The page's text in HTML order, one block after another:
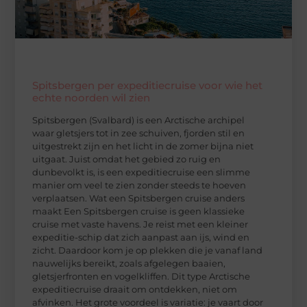
Spitsbergen per expeditiecruise voor wie het
echte noorden wil zien
Spitsbergen (Svalbard) is een Arctische archipel
waar gletsjers tot in zee schuiven, fjorden stil en
uitgestrekt zijn en het licht in de zomer bijna niet
uitgaat. Juist omdat het gebied zo ruig en
dunbevolkt is, is een expeditiecruise een slimme
manier om veel te zien zonder steeds te hoeven
verplaatsen. Wat een Spitsbergen cruise anders
maakt Een Spitsbergen cruise is geen klassieke
cruise met vaste havens. Je reist met een kleiner
expeditie-schip dat zich aanpast aan ijs, wind en
zicht. Daardoor kom je op plekken die je vanaf land
nauwelijks bereikt, zoals afgelegen baaien,
gletsjerfronten en vogelkliffen. Dit type Arctische
expeditiecruise draait om ontdekken, niet om
afvinken. Het grote voordeel is variatie: je vaart door